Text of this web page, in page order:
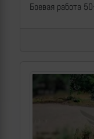
Боевая работа